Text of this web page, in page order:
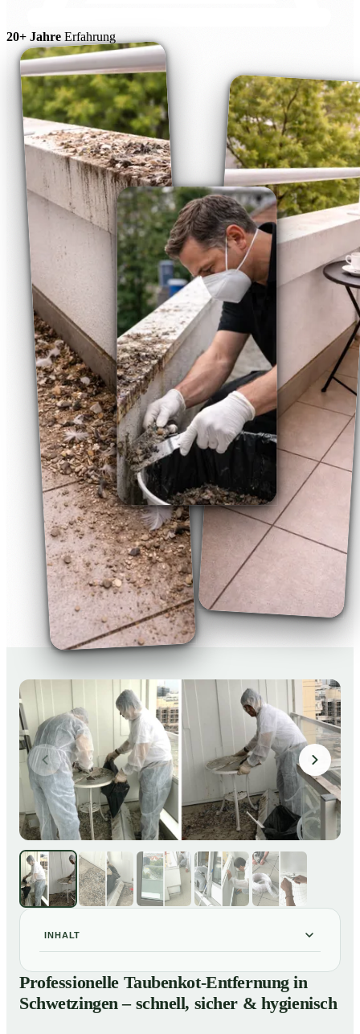
20+ Jahre Erfahrung
INHALT
01 Professionelle Taubenkot-Entfernung in Schwetzingen
– schnell, sicher & hygienisch
Warum professionelle Taubenkot-Entfernung in
Professionelle Taubenkot-Entfernung in
Schwetzingen – schnell, sicher & hygienisch